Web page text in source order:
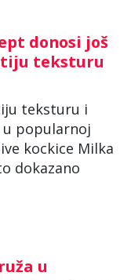
donosi još
teksturu
teksturu i
popularnoj
kockice Milka
dokazano
u